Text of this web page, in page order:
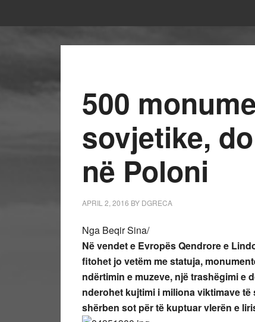
500
sovjetike,
në Poloni
APRIL 2, 2016 BY DGRECA
Nga Beqir Sina/
Në vendet e Evropës Qendrore e
fitohet jo vetëm me statuja,
ndërtimin e muzeve, një trashëgimi e
nderohet kujtimi i miliona viktimave
shërben sot për të kuptuar vlerën e